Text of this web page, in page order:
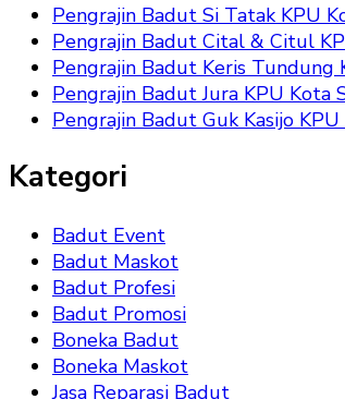
Pengrajin Badut Si Tatak KPU
Pengrajin Badut Cital & Citul
Pengrajin Badut Keris Tundung
Pengrajin Badut Jura KPU Kota
Pengrajin Badut Guk Kasijo
Kategori
Badut Event
Badut Maskot
Badut Profesi
Badut Promosi
Boneka Badut
Boneka Maskot
Jasa Reparasi Badut